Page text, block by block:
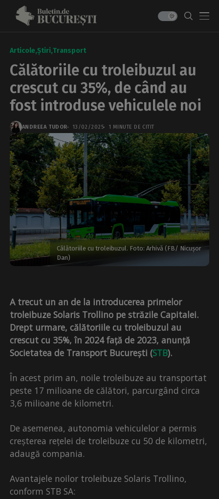
Articole Știri Transport
Călătoriile cu troleibuzul au
crescut cu 35%, de când au
fost introduse vehiculele noi
ANDREEA TUDOR 13/02/2025 1 MINUTE DE CITIT
Călătoriile cu troleibuzul. Foto: Arhivă (FB/ Nicușor
Dan)
A trecut un an de la introducerea primelor
troleibuze Solaris Trollino pe străzile Capitalei.
Drept urmare, călătoriile cu troleibuzul au
crescut cu 35%,în 2024față de 2023, anunță
Societatea de Transport București (STB).
În acest prim an, noile troleibuze au transportat
peste 17 milioane de călători, parcurgând circa
3,6 milioane de kilometri.
De asemenea, autonomia vehiculelor a permis
creșterea rețelei de troleibuze cu 50 de kilometri,
adaugă compania.
Avantajele noilor troleibuze Solaris Trollino,
conform STB SA: